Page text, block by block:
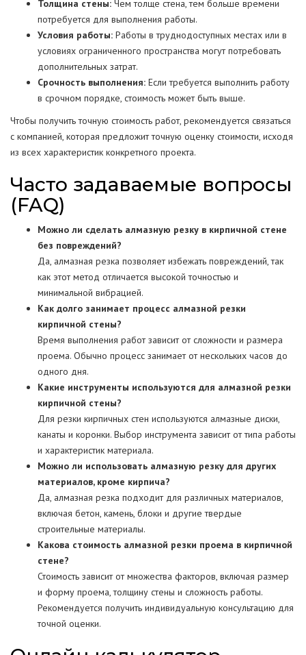
Толщина стены: Чем толще стена, тем больше времени
потребуется для выполнения работы.
Условия работы: Работы в труднодоступных местах или в
условиях ограниченного пространства могут потребовать
дополнительных затрат.
Срочность выполнения: Если требуется выполнить работу
в срочном порядке, стоимость может быть выше.
Чтобы получить точную стоимость работ, рекомендуется связаться
с компанией, которая предложит точную оценку стоимости, исходя
из всех характеристик конкретного проекта.
Часто задаваемые вопросы
(FAQ)
Можно ли сделать алмазную резку в кирпичной стене
без повреждений?
Да, алмазная резка позволяет избежать повреждений, так
как этот метод отличается высокой точностью и
минимальной вибрацией.
Как долго занимает процесс алмазной резки
кирпичной стены?
Время выполнения работ зависит от сложности и размера
проема. Обычно процесс занимает от нескольких часов до
одного дня.
Какие инструменты используются для алмазной резки
кирпичной стены?
Для резки кирпичных стен используются алмазные диски,
канаты и коронки. Выбор инструмента зависит от типа работы
и характеристик материала.
Можно ли использовать алмазную резку для других
материалов, кроме кирпича?
Да, алмазная резка подходит для различных материалов,
включая бетон, камень, блоки и другие твердые
строительные материалы.
Какова стоимость алмазной резки проема в кирпичной
стене?
Стоимость зависит от множества факторов, включая размер
и форму проема, толщину стены и сложность работы.
Рекомендуется получить индивидуальную консультацию для
точной оценки.